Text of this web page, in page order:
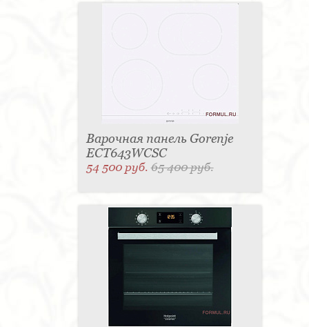
Варочная панель Gorenje
ECT643WCSC
54 500 руб.65 400 руб.